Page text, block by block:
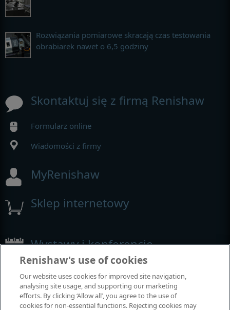
Rozwiązania pomiarowe skracają czas testowania
obrabiarek nawet o 6,5 godziny
Skontaktuj się z firmą Renishaw
Formularz online
Wiadomości z firmy
MyRenishaw
Sklep internetowy
Wystawy i konferencje
Renishaw's use of cookies
Our website uses cookies for improved site navigation,
analysing site usage, and supporting our marketing
efforts. By clicking ‘Allow all’, you agree to the use of
cookies for non-essential functions. Rejecting cookies may